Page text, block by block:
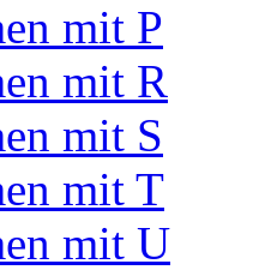
mit P
mit R
mit S
mit T
mit U